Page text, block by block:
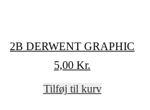
2B DERWENT GRAPHIC
5,00 Kr.
Tilføj til kurv